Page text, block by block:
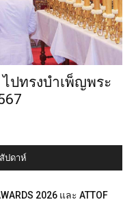
ปทรงบำเพ็ญพระ
ปดาห์
2026 และ ATTOF